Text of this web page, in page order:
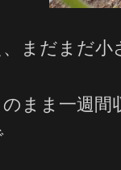
まだまだ小
まま一週